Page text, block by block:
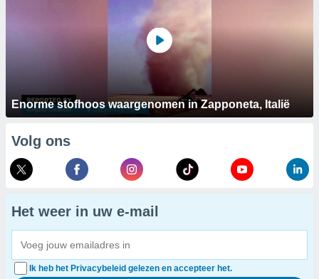
Enorme stofhoos waargenomen in Zapponeta, Italië
Volg ons
Het weer in uw e-mail
Ik heb het Privacybeleid gelezen en accepteer het.